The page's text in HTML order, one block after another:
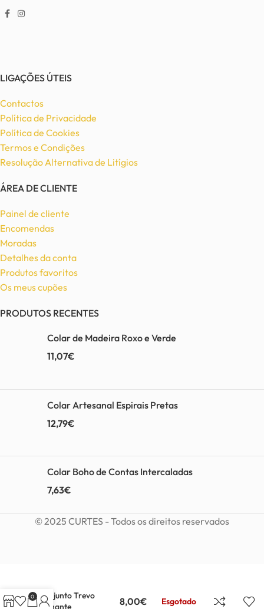
LIGAÇÕES ÚTEIS
Contactos
Política de Privacidade
Política de Cookies
Termos e Condições
Resolução Alternativa de Litígios
ÁREA DE CLIENTE
Painel de cliente
Encomendas
Moradas
Detalhes da conta
Produtos favoritos
Os meus cupões
PRODUTOS RECENTES
Colar de Madeira Roxo e Verde
11,07€
Colar Artesanal Espirais Pretas
12,79€
Colar Boho de Contas Intercaladas
7,63€
© 2025 CURTES - Todos os direitos reservados
Conjunto Trevo
brilhante
8,00€ Esgotado
0